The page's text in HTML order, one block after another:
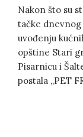
Nakon što su
tačke dnevnog
uvođenju
opštine Stari
Pisarnicu i
postala „PET